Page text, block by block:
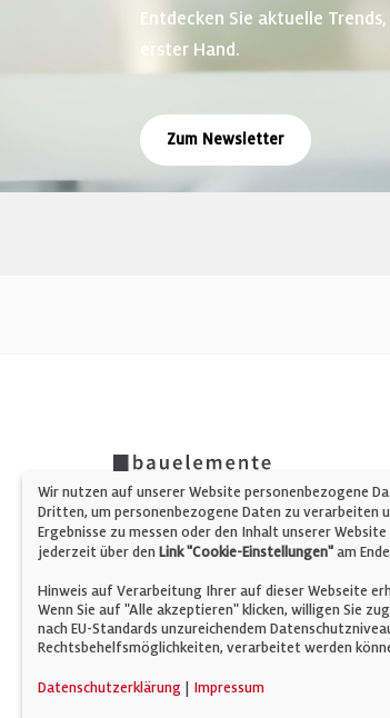
Entdecken Sie aktuelle
erster Hand.
Zum Newsletter
© Verlag für Fachpublizistik GmbH
Wir nutzen auf unserer Website personenbezogene
Dritten, um personenbezogene Daten zu verarbeiten
Ergebnisse zu messen oder den Inhalt unserer
jederzeit über den Link "Cookie-Einstellungen" am
Hinweis auf Verarbeitung Ihrer auf dieser Webseite
Wenn Sie auf "Alle akzeptieren" klicken, willigen Sie
nach EU-Standards unzureichendem
Rechtsbehelfsmöglichkeiten, verarbeitet werden
Datenschutzerklärung Impressum